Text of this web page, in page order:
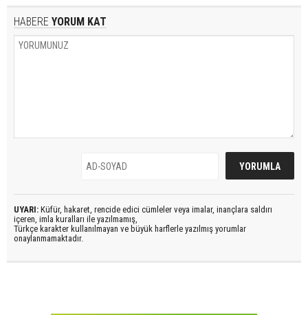
HABERE YORUM KAT
UYARI: Küfür, hakaret, rencide edici cümleler veya imalar, inançlara saldırı
içeren, imla kuralları ile yazılmamış,
Türkçe karakter kullanılmayan ve büyük harflerle yazılmış yorumlar
onaylanmamaktadır.